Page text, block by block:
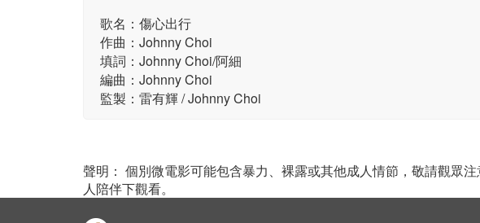
歌名：傷心出行
作曲：Johnny Choi
填詞：Johnny Choi/阿細
編曲：Johnny Choi
監製：雷有輝 / Johnny Choi
聲明： 個別微電影可能包含暴力、裸露或其他成人情節，敬請觀眾
人陪伴下觀看。